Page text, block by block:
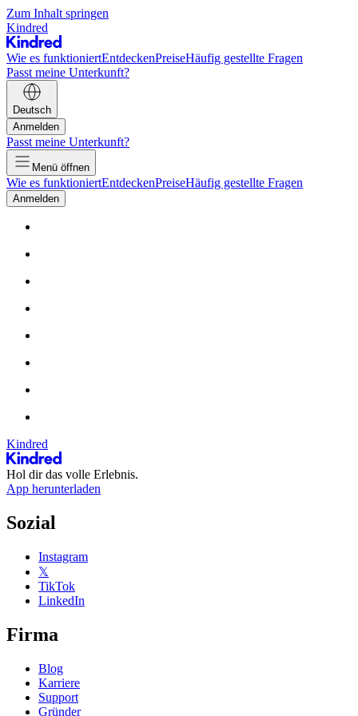
Zum Inhalt springen
Kindred
Wie es funktioniertEntdeckenPreiseHäufig gestellte Fragen
Passt meine Unterkunft?
Deutsch
Anmelden
Passt meine Unterkunft?
Menü öffnen
Wie es funktioniertEntdeckenPreiseHäufig gestellte Fragen
Anmelden
Kindred
Hol dir das volle Erlebnis.
App herunterladen
Sozial
Instagram
𝕏
TikTok
LinkedIn
Firma
Blog
Karriere
Support
Gründer